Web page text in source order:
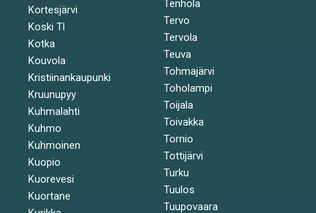
Kortesjärvi
Koski Tl
Kotka
Kouvola
Kristiinankaupunki
Kruunupyy
Kuhmalahti
Kuhmo
Kuhmoinen
Kuopio
Kuorevesi
Kuortane
Tenhola
Tervo
Tervola
Teuva
Tohmajärvi
Toholampi
Toijala
Toivakka
Tornio
Tottijärvi
Turku
Tuulos
Tuupovaara